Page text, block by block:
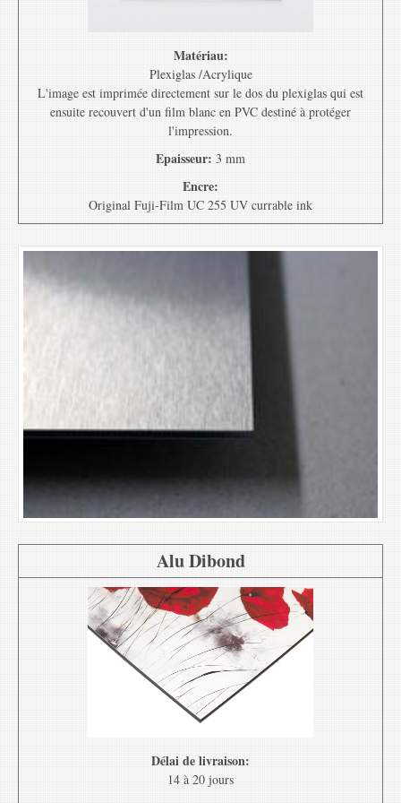
Matériau:
Plexiglas /Acrylique
L'image est imprimée directement sur le dos du plexiglas qui est
ensuite recouvert d'un film blanc en PVC destiné à protéger
l'impression.
Epaisseur: 3 mm
Encre:
Original Fuji-Film UC 255 UV currable ink
Alu Dibond
Délai de livraison:
14 à 20 jours